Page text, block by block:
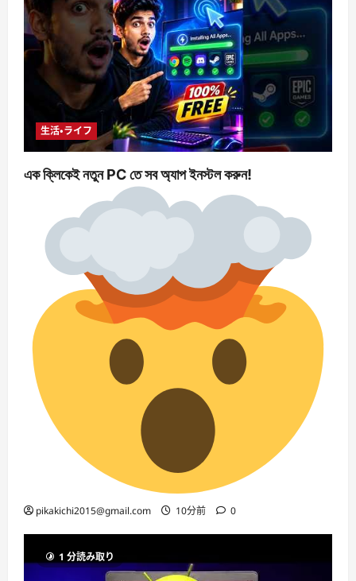
生活・ライフ
এক ক্লিকেই নতুন PC তে সব অ্যাপ ইনস্টল করুন!
pikakichi2015@gmail.com 10分前 0
1 分読み取り